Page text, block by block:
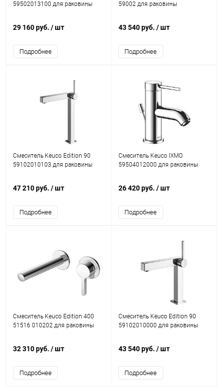
59502013100 для раковины
29 160 руб. / шт
Подробнее
59002 для раковины
43 540 руб. / шт
Подробнее
Смеситель Keuco Edition 90
59102010103 для раковины
47 210 руб. / шт
Подробнее
Смеситель Keuco IXMO
59504012000 для раковины
26 420 руб. / шт
Подробнее
Смеситель Keuco Edition 400
51516 010202 для раковины
32 310 руб. / шт
Подробнее
Смеситель Keuco Edition 90
59102010000 для раковины
43 540 руб. / шт
Подробнее